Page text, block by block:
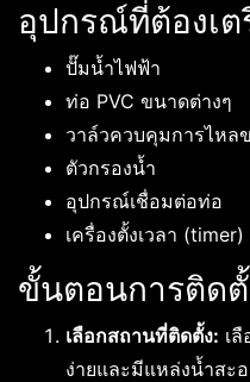
อุปกรณ์ที่ต้องเต
ปั๊มน้ำไฟฟ้า
ท่อ PVC ขนาดต่างๆ
วาล์วควบคุมการไหล
ตัวกรองน้ำ
อุปกรณ์เชื่อมต่อท่อ
เครื่องตั้งเวลา (timer)
ขั้นตอนการติด
เลือกสถานที่ติดตั้ง: เ
ง่ายและมีแหล่งน้ำสะอ